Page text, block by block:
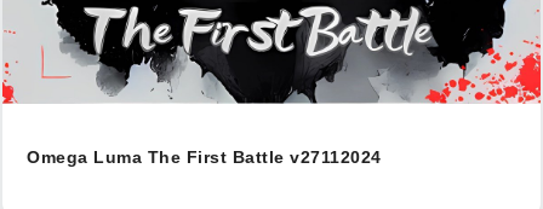
Omega Luma The First Battle v27112024